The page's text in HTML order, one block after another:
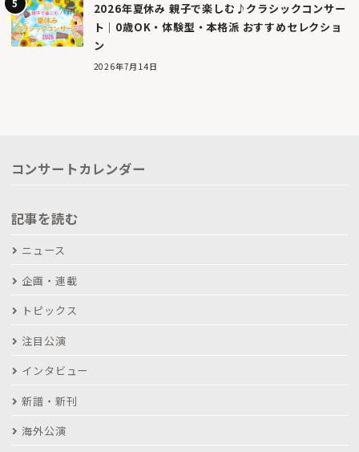
2026年夏休み 親子で楽しむ♪クラシックコンサー
ト｜0歳OK・体験型・本格派 おすすめセレクショ
ン
2026年7月14日
コンサートカレンダー
記事を読む
ニュース
企画・連載
トピックス
注目公演
インタビュー
新譜・新刊
海外公演